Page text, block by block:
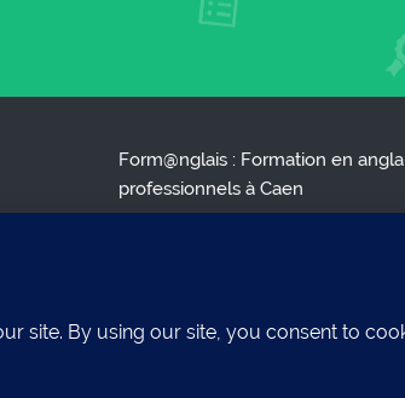
Form@nglais : Formation en
professionnels à Caen